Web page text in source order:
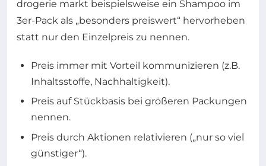
drogerie markt beispielsweise ein Shampoo im
3er-Pack als „besonders preiswert“ hervorheben
statt nur den Einzelpreis zu nennen.
Preis immer mit Vorteil kommunizieren (z.B.
Inhaltsstoffe, Nachhaltigkeit).
Preis auf Stückbasis bei größeren Packungen
nennen.
Preis durch Aktionen relativieren („nur so viel
günstiger“).